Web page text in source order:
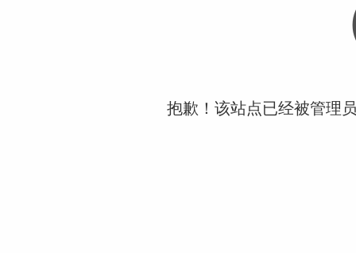
抱歉！该站点已经被管理